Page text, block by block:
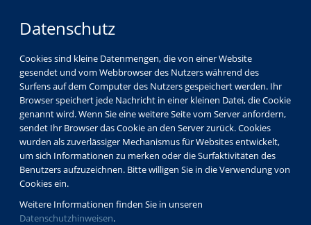
Datenschutz
Cookies sind kleine Datenmengen, die von einer Website
gesendet und vom Webbrowser des Nutzers während des
Surfens auf dem Computer des Nutzers gespeichert werden. Ihr
Browser speichert jede Nachricht in einer kleinen Datei, die Cookie
genannt wird. Wenn Sie eine weitere Seite vom Server anfordern,
sendet Ihr Browser das Cookie an den Server zurück. Cookies
wurden als zuverlässiger Mechanismus für Websites entwickelt,
um sich Informationen zu merken oder die Surfaktivitäten des
Benutzers aufzuzeichnen. Bitte willigen Sie in die Verwendung von
Cookies ein.
Weitere Informationen finden Sie in unseren
Datenschutzhinweisen.
LOGIN MENÜ